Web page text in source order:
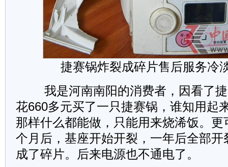
捷赛锅炸裂成碎片售后服务冷
我是河南南阳的消费者，因看了捷
花660多元买了一只捷赛锅，谁知用起
那样什么都能做，只能用来烧浠饭。
个月后，基座开始开裂，一年后全部
成了碎片。后来电源也不通电了。